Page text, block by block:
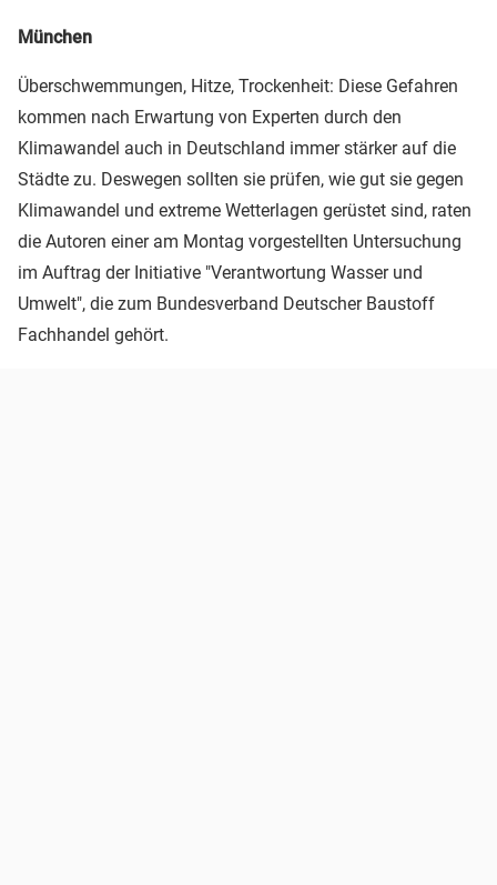
München
Überschwemmungen, Hitze, Trockenheit: Diese Gefahren
kommen nach Erwartung von Experten durch den
Klimawandel auch in Deutschland immer stärker auf die
Städte zu. Deswegen sollten sie prüfen, wie gut sie gegen
Klimawandel und extreme Wetterlagen gerüstet sind, raten
die Autoren einer am Montag vorgestellten Untersuchung
im Auftrag der Initiative "Verantwortung Wasser und
Umwelt", die zum Bundesverband Deutscher Baustoff
Fachhandel gehört.